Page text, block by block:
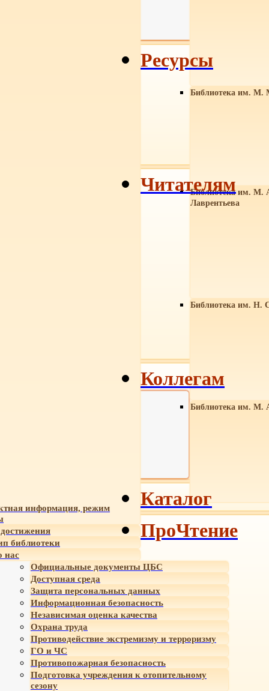
Библиотека им. М.
Библиотека им. М.
Лаврентьева
Библиотека им. Н.
Библиотека им. М.
информация, режим
библиотеки
нас
Официальные документы ЦБС
Доступная среда
Защита персональных данных
Информационная безопасность
Независимая оценка качества
Охрана труда
Противодействие экстремизму и терроризму
ГО и ЧС
Противопожарная безопасность
Подготовка учреждения к отопительному
сезону
Ресурсы
Читателям
Коллегам
Каталог
ПроЧтение